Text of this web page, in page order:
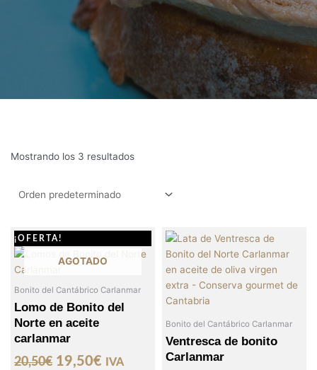
Mostrando los 3 resultados
¡OFERTA!
AGOTADO
Bonito del Cantábrico Carlanmar
Lomo de Bonito del
Norte en aceite
carlanmar
20,50€
El
precio
era:
20,50€.
19,50€
precio
es:
19,50€.
IVA
Bonito del Cantábrico Carlanmar
Ventresca de bonito
Carlanmar